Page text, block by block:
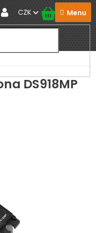
CZK
DS918MP